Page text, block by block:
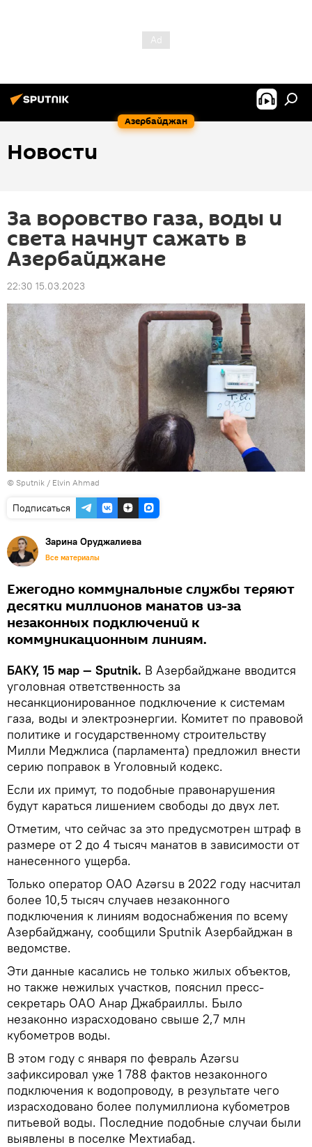
Азербайджан
Новости
За воровство газа, воды и
света начнут сажать в
Азербайджане
22:30 15.03.2023
© Sputnik / Elvin Ahmad
Подписаться
Зарина Оруджалиева
Все материалы
Ежегодно коммунальные службы теряют
десятки миллионов манатов из-за
незаконных подключений к
коммуникационным линиям.
БАКУ, 15 мар — Sputnik. В Азербайджане вводится
уголовная ответственность за
несанкционированное подключение к системам
газа, воды и электроэнергии. Комитет по правовой
политике и государственному строительству
Милли Меджлиса (парламента) предложил внести
серию поправок в Уголовный кодекс.
Если их примут, то подобные правонарушения
будут караться лишением свободы до двух лет.
Отметим, что сейчас за это предусмотрен штраф в
размере от 2 до 4 тысяч манатов в зависимости от
нанесенного ущерба.
Только оператор ОАО Azərsu в 2022 году насчитал
более 10,5 тысяч случаев незаконного
подключения к линиям водоснабжения по всему
Азербайджану, сообщили Sputnik Азербайджан в
ведомстве.
Эти данные касались не только жилых объектов,
но также нежилых участков, пояснил пресс-
секретарь ОАО Анар Джабраиллы. Было
незаконно израсходовано свыше 2,7 млн
кубометров воды.
В этом году с января по февраль Azərsu
зафиксировал уже 1 788 фактов незаконного
подключения к водопроводу, в результате чего
израсходовано более полумиллиона кубометров
питьевой воды. Последние подобные случаи были
выявлены в поселке Мехтиабад.